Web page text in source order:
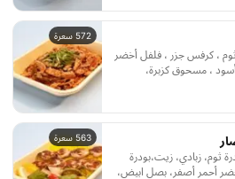
572 سعرة
ثوم ، كرفس جزر ، فلفل أخضر
أسود ، مسحوق كزبرة،
أخضر"
563 سعرة
ثوم، زبادي، زيت،بودرة
أحمر أصفر، بصل ابيض،